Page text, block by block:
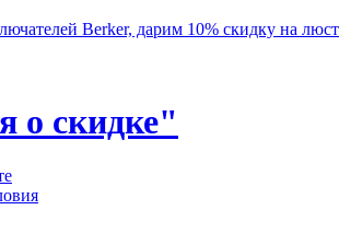
Berker, дарим 10% скидку на
о скидке"